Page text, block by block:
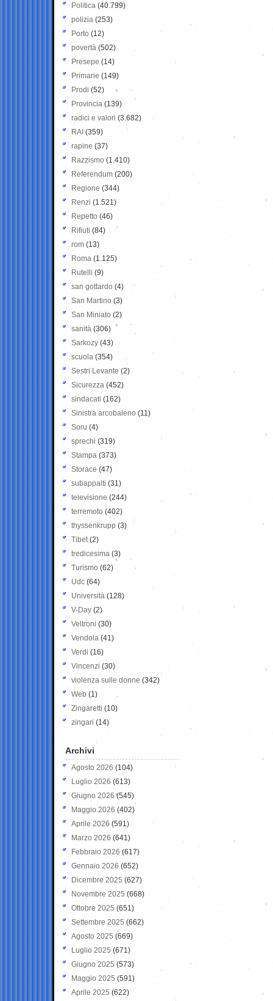
Politica (40.799)
polizia (253)
Porto (12)
povertà (502)
Presepe (14)
Primarie (149)
Prodi (52)
Provincia (139)
radici e valori (3.682)
RAI (359)
rapine (37)
Razzismo (1.410)
Referendum (200)
Regione (344)
Renzi (1.521)
Repetto (46)
Rifiuti (84)
rom (13)
Roma (1.125)
Rutelli (9)
san gottardo (4)
San Martino (3)
San Miniato (2)
sanità (306)
Sarkozy (43)
scuola (354)
Sestri Levante (2)
Sicurezza (452)
sindacati (162)
Sinistra arcobaleno (11)
Soru (4)
sprechi (319)
Stampa (373)
Storace (47)
subappalti (31)
televisione(244)
terremoto (402)
thyssenkrupp (3)
Tibet(2)
tredicesima (3)
Turismo (62)
Udc (64)
Università (128)
V-Day (2)
Veltroni (30)
Vendola (41)
Verdi (16)
Vincenzi (30)
violenza sulle donne (342)
Web (1)
Zingaretti (10)
zingari (14)
Archivi
Agosto 2026 (104)
Luglio 2026 (613)
Giugno 2026 (545)
Maggio 2026 (402)
Aprile 2026 (591)
Marzo 2026 (641)
Febbraio 2026 (617)
Gennaio 2026 (652)
Dicembre 2025 (627)
Novembre 2025 (668)
Ottobre 2025 (651)
Settembre 2025 (662)
Agosto 2025 (669)
Luglio 2025 (671)
Giugno 2025 (573)
Maggio 2025 (591)
Aprile 2025 (622)